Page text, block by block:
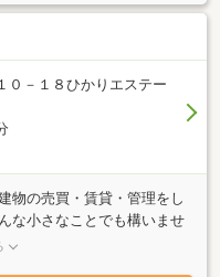
０－１８ひかりエステー
物の売買・賃貸・管理をし
な小さなことでも構いませ
望にお応えいたします。み